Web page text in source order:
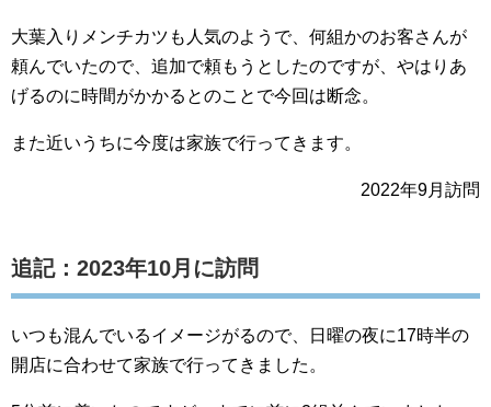
大葉入りメンチカツも人気のようで、何組かのお客さんが
頼んでいたので、追加で頼もうとしたのですが、やはりあ
げるのに時間がかかるとのことで今回は断念。
また近いうちに今度は家族で行ってきます。
2022年9月訪問
追記：2023年10月に訪問
いつも混んでいるイメージがるので、日曜の夜に17時半の
開店に合わせて家族で行ってきました。